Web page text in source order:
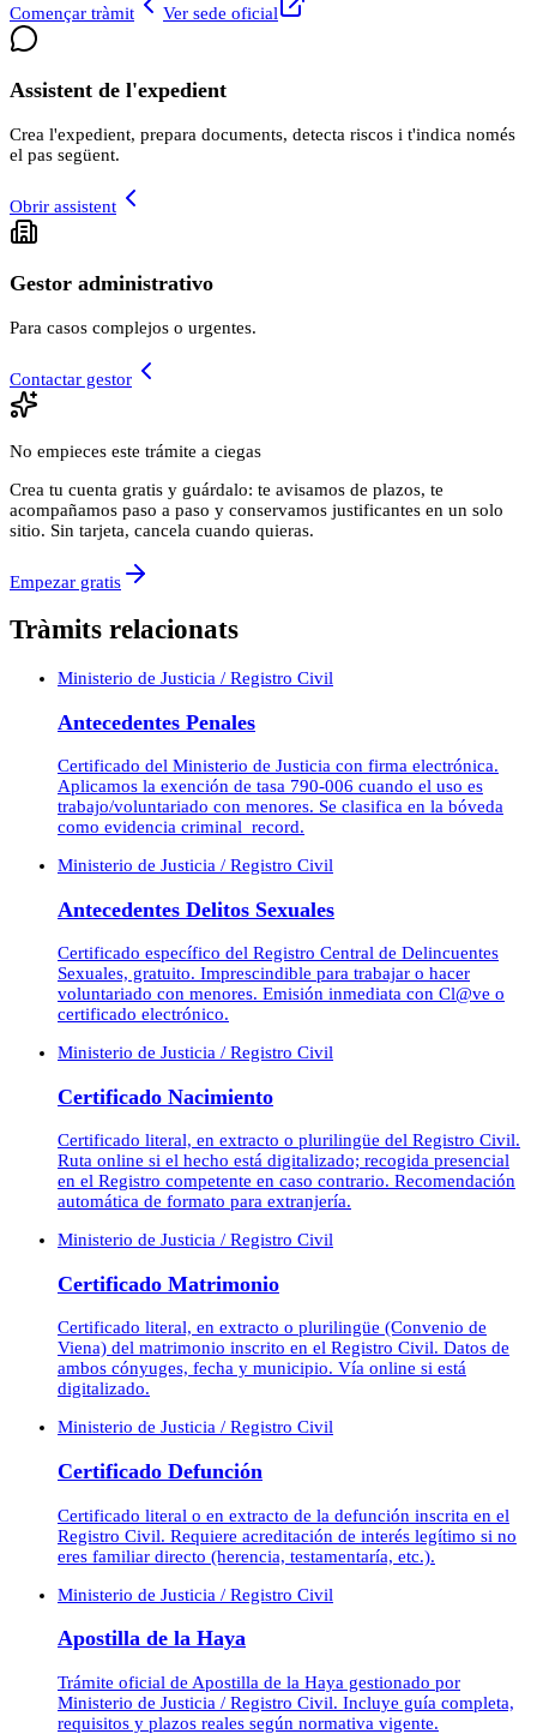
Començar tràmit Ver sede oficial
Assistent de l'expedient
Crea l'expedient, prepara documents, detecta riscos i t'indica només
el pas següent.
Obrir assistent
Gestor administrativo
Para casos complejos o urgentes.
Contactar gestor
No empieces este trámite a ciegas
Crea tu cuenta gratis y guárdalo: te avisamos de plazos, te
acompañamos paso a paso y conservamos justificantes en un solo
sitio. Sin tarjeta, cancela cuando quieras.
Empezar gratis
Tràmits relacionats
Ministerio de Justicia / Registro Civil
Antecedentes Penales
Certificado del Ministerio de Justicia con firma electrónica.
Aplicamos la exención de tasa 790-006 cuando el uso es
trabajo/voluntariado con menores. Se clasifica en la bóveda
como evidencia criminal_record.
Ministerio de Justicia / Registro Civil
Antecedentes Delitos Sexuales
Certificado específico del Registro Central de Delincuentes
Sexuales, gratuito. Imprescindible para trabajar o hacer
voluntariado con menores. Emisión inmediata con Cl@ve o
certificado electrónico.
Ministerio de Justicia / Registro Civil
Certificado Nacimiento
Certificado literal, en extracto o plurilingüe del Registro Civil.
Ruta online si el hecho está digitalizado; recogida presencial
en el Registro competente en caso contrario. Recomendación
automática de formato para extranjería.
Ministerio de Justicia / Registro Civil
Certificado Matrimonio
Certificado literal, en extracto o plurilingüe (Convenio de
Viena) del matrimonio inscrito en el Registro Civil. Datos de
ambos cónyuges, fecha y municipio. Vía online si está
digitalizado.
Ministerio de Justicia / Registro Civil
Certificado Defunción
Certificado literal o en extracto de la defunción inscrita en el
Registro Civil. Requiere acreditación de interés legítimo si no
eres familiar directo (herencia, testamentaría, etc.).
Ministerio de Justicia / Registro Civil
Apostilla de la Haya
Trámite oficial de Apostilla de la Haya gestionado por
Ministerio de Justicia / Registro Civil. Incluye guía completa,
requisitos y plazos reales según normativa vigente.